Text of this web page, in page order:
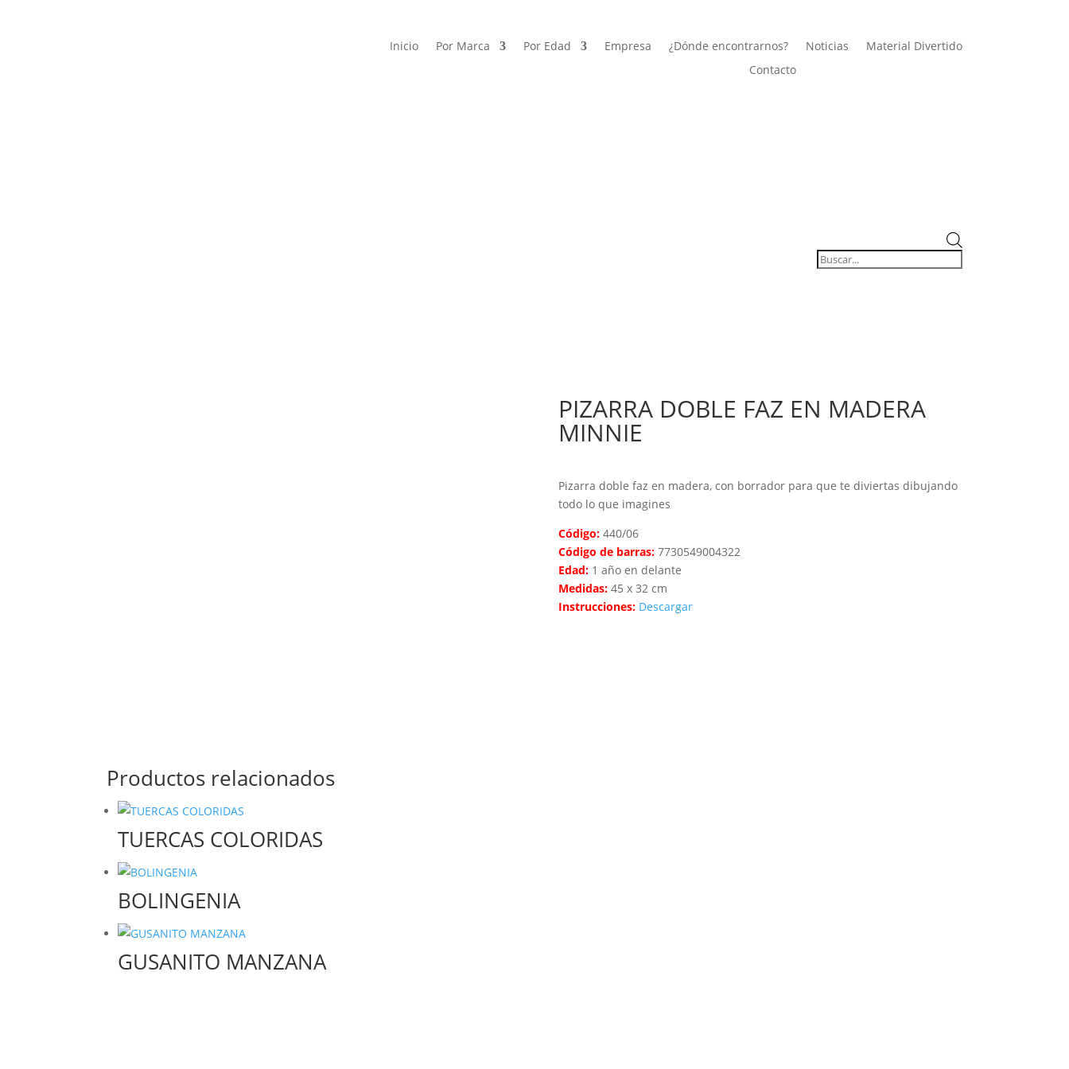
Inicio Por Marca Por Edad Empresa ¿Dónde encontrarnos? Noticias
Material Divertido
Contacto
de
PIZARRA DOBLE FAZ EN MADERA
MINNIE
Pizarra doble faz en madera, con borrador para que te diviertas dibujando
todo lo que imagines
Código: 440/06
Código de barras: 7730549004322
Edad:1 año en delante
Medidas:45 x 32 cm
Instrucciones: Descargar
Productos relacionados
TUERCAS COLORIDAS
BOLINGENIA
GUSANITO MANZANA